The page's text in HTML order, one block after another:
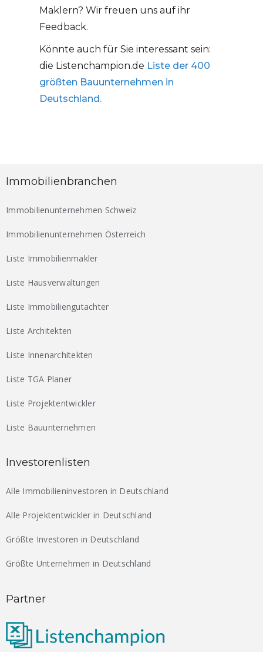
Maklern? Wir freuen uns auf ihr
Feedback.
Könnte auch für Sie interessant sein:
die Listenchampion.de Liste der 400
größten Bauunternehmen in
Deutschland.
Immobilienbranchen
Immobilienunternehmen Schweiz
Immobilienunternehmen Österreich
Liste Immobilienmakler
Liste Hausverwaltungen
Liste Immobiliengutachter
Liste Architekten
Liste Innenarchitekten
Liste TGA Planer
Liste Projektentwickler
Liste Bauunternehmen
Investorenlisten
Alle Immobilieninvestoren in Deutschland
Alle Projektentwickler in Deutschland
Größte Investoren in Deutschland
Größte Unternehmen in Deutschland
Partner